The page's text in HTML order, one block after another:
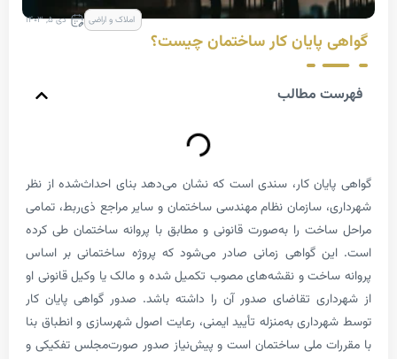
املاک و اراضی دی ۵, ۱۴۰۳
پایان کار ساختمان چیست؟
مطالب
کار، سندی است که نشان می‌دهد بنای احداث‌شده از نظر
سازمان نظام مهندسی ساختمان و سایر مراجع ذی‌ربط، تمامی
را به‌صورت قانونی و مطابق با پروانه ساختمان طی کرده
گواهی زمانی صادر می‌شود که پروژه ساختمانی بر اساس
و نقشه‌های مصوب تکمیل شده و مالک یا وکیل قانونی او
تقاضای صدور آن را داشته باشد. صدور گواهی پایان کار
به‌منزله تأیید ایمنی، رعایت اصول شهرسازی و انطباق بنا
ملی ساختمان است و پیش‌نیاز صدور صورت‌مجلس تفکیکی و